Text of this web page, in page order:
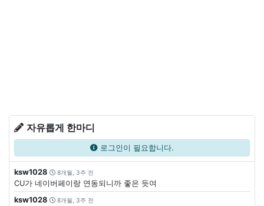
자유롭게 한마디
로그인이 필요합니다.
ksw1028 8개월, 3주 전
CU가 네이버페이랑 연동되니까 좋은 듯여
ksw1028
8개월, 3주 전